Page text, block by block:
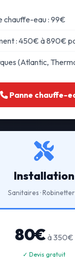
chauffe-eau : 99€
: 450€ à 890€
(Atlantic,
Panne chauffe-
Installation
Sanitaires ·
80€ à 350€
✓ Devis gratuit